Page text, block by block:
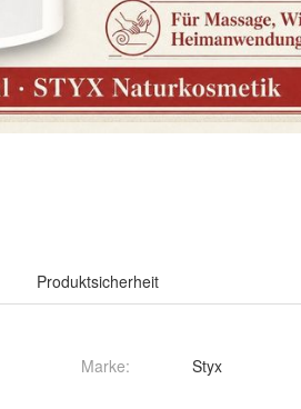
Produktsicherheit
Marke: Styx